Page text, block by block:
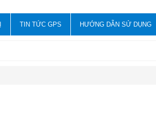
TIN TỨC GPS HƯỚNG DẪN SỬ DỤNG